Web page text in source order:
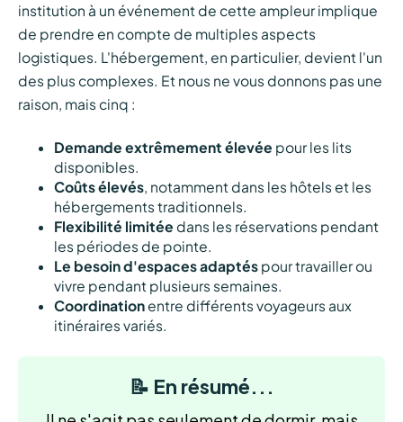
institution à un événement de cette ampleur implique
de prendre en compte de multiples aspects
logistiques. L'hébergement, en particulier, devient l'un
des plus complexes. Et nous ne vous donnons pas une
raison, mais cinq :
Demande extrêmement élevée pour les lits
disponibles.
Coûts élevés, notamment dans les hôtels et les
hébergements traditionnels.
Flexibilité limitée dans les réservations pendant
les périodes de pointe.
Le besoin d'espaces adaptéspour travailler ou
vivre pendant plusieurs semaines.
Coordinationentre différents voyageurs aux
itinéraires variés.
📝 En résumé...